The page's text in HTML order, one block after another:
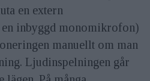
en extern
inbyggd monomikrofon)
manuellt om man
Ljudinspelningen går